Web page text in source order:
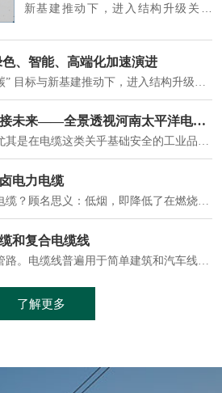
新基建推动下，进入结构升级关键
大清晰趋势，市场格局持续优化。
、智能、高端化加速演进
实力铸就信任，匠心连接未来——全景透视河南太平洋电缆厂
在选择长期合作伙伴时，尤其是在电缆这类关乎基础安全的工业品上，供应商的“内在实力”远比一纸报价单更重要。今天，我们邀请您“云参观”河南太平洋电缆厂，透过每一个细节，看我们如何将“可靠”二字，铸入每一米电缆。
电力电缆
低烟无卤电力电缆是什么电缆？顾名思义：低烟，即降低了在燃烧时有害物体的产生；卤素对于人体来说是一种有毒气体，无卤就是没有毒气体的释放，通常是针对电缆遇火灾时而言的。低烟无卤电力电缆又可以称之为环保电缆，低烟无卤电缆大多数用于医院和对环境卫生要求比较严格的地方。
和复合电缆线
电缆线是用于电力传输的管路。电缆线普遍用于简单建筑和汽车线材，作为能源输送缆线，电缆线的复杂结构勿庸置疑。根据目标功能，电缆线具有以下一些特点：建筑用和车用线材要求轻质、大批量生产、价格低廉、具有相当的电学和力学性能和长时间的耐老化性能；工业用线材必须具有符合客户要求的性能；
了解更多